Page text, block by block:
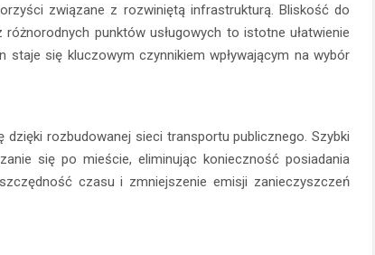
związane z rozwiniętą infrastrukturą. Bliskość do
punktów usługowych to istotne ułatwienie
się kluczowym czynnikiem wpływającym na wybór
rozbudowanej sieci transportu publicznego. Szybki
się po mieście, eliminując konieczność posiadania
czasu i zmniejszenie emisji zanieczyszczeń